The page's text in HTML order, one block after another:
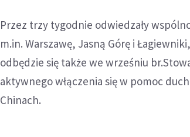
Przez trzy tygodnie odwiedzały
m.in. Warszawę, Jasną Górę i
odbędzie się także we wrześniu
aktywnego włączenia się w pomoc
Chinach.